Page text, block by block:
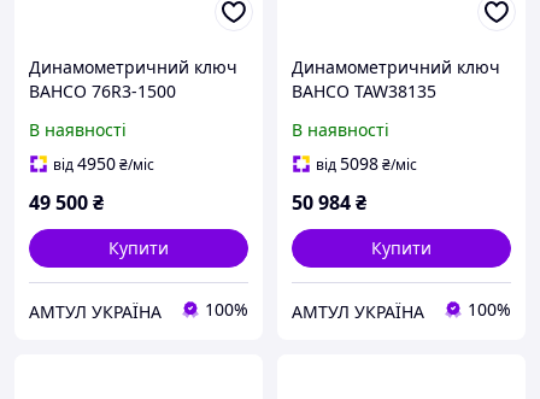
Динамометричний ключ
BAHCO 76R3-1500
В наявності
від4950₴/міс
49 500₴
Купити
АМТУЛ УКРАЇНА 100%
Динамометричний ключ
BAHCO TAW38135
В наявності
від5098₴/міс
50 984₴
Купити
АМТУЛ УКРАЇНА 100%